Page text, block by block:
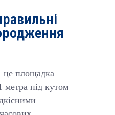
це площадка
під кутом